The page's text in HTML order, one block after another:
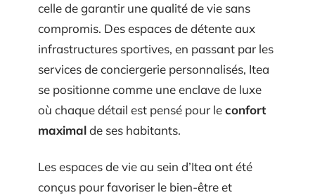
celle de garantir une qualité de vie sans
compromis. Des espaces de détente aux
infrastructures sportives, en passant par les
services de conciergerie personnalisés, Itea
se positionne comme une enclave de luxe
où chaque détail est pensé pour leconfort
maximalde ses habitants.
Les espaces de vie au sein d’Itea ont été
conçus pour favoriser le bien-être et